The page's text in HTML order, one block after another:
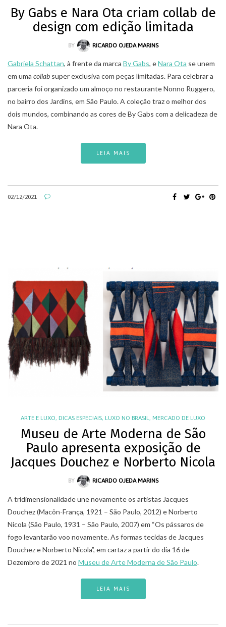
By Gabs e Nara Ota criam collab de
design com edição limitada
BY RICARDO OJEDA MARINS
Gabriela Schattan, à frente da marca By Gabs, eNara Ota se unem
em uma collab super exclusiva com peças limitadas. Para celebrar a
parceria foi organizado um almoço no restaurante Nonno Ruggero,
no bairro dos Jardins, em São Paulo. A coleção traz o melhor dos
dois mundos, combinando as cores de By Gabs com a delicadeza de
Nara Ota.
LEIA MAIS
02/12/2021
ARTE E LUXO, DICAS ESPECIAIS, LUXO NO BRASIL, MERCADO DE LUXO
Museu de Arte Moderna de São
Paulo apresenta exposição de
Jacques Douchez e Norberto Nicola
BY RICARDO OJEDA MARINS
A tridimensionalidade une novamente os artistas Jacques
Douchez (Macôn-França, 1921 – São Paulo, 2012) e Norberto
Nicola (São Paulo, 1931 – São Paulo, 2007) em “Os pássaros de
fogo levantarão voo novamente. As formas tecidas de Jacques
Douchez e Norberto Nicola”, em cartaz a partir do dia 16 de
Dezembro de 2021 no Museu de Arte Moderna de São Paulo.
LEIA MAIS